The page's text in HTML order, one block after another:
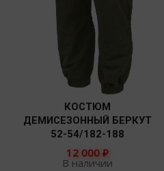
КОСТЮМ
ДЕМИСЕЗОННЫЙ БЕРКУТ
52-54/182-188
12 000 ₽
В наличии